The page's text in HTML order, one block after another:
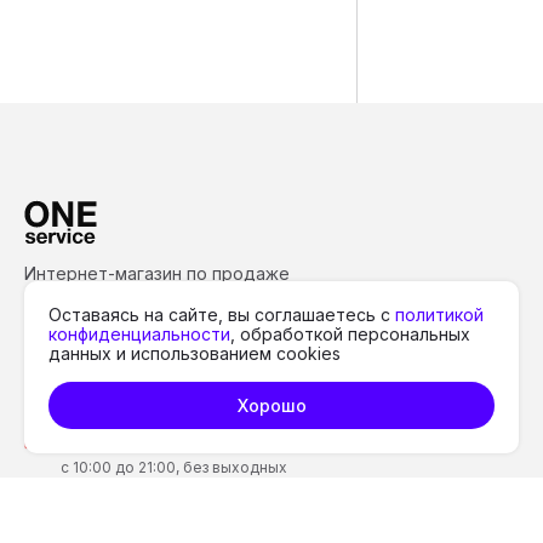
Оставаясь на сайте, вы соглашаетесь с политикой
конфиденциальности , обработкой персональных
данных и использованием cookies
Хорошо
8 (917) 404-10-00
c 10:00 до 21:00, без выходных
Интернет-магазин по продаже
Уфе